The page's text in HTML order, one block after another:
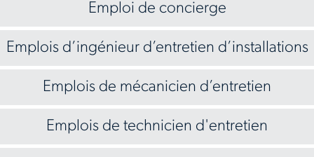
Emploi de concierge
Emplois d’ingénieur d’entretien d’installations
Emplois de mécanicien d’entretien
Emplois de technicien d'entretien